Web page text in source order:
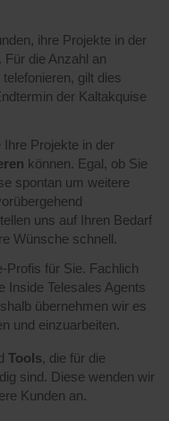
ihre Projekte in der
. Für die Anzahl an
gilt dies
der Kaltakquise
Projekte in der
können. Egal, ob Sie
spontan um weitere
uns auf Ihren Bedarf
Wünsche schnell.
Profis für Sie. Fachlich
Inside Telesales Agents
übernehmen wir es
und einzuarbeiten.
Tools, die für die
sind. Diese wenden wir
Kunden an.